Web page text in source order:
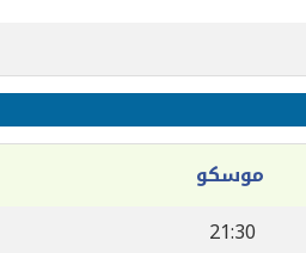
موسكو
21:30